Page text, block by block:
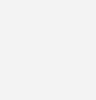
den aktuellen und
Quellen an der
stellt die Daten auf der